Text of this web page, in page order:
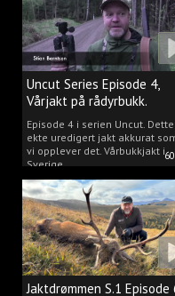
Uncut Series Episode 4,
Vårjakt på rådyrbukk.
Episode 4 i serien Uncut.
ekte uredigert jakt akkurat
vi opplever det. Vårbukkjakt i
Sverige.
Jaktdrømmen S.1 Episode